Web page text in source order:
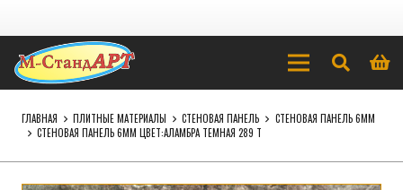
ГЛАВНАЯ ПЛИТНЫЕ МАТЕРИАЛЫ СТЕНОВАЯ ПАНЕЛЬ
СТЕНОВАЯ ПАНЕЛЬ 6ММ
СТЕНОВАЯ ПАНЕЛЬ 6ММ ЦВЕТ:АЛАМБРА ТЕМНАЯ 289 Т